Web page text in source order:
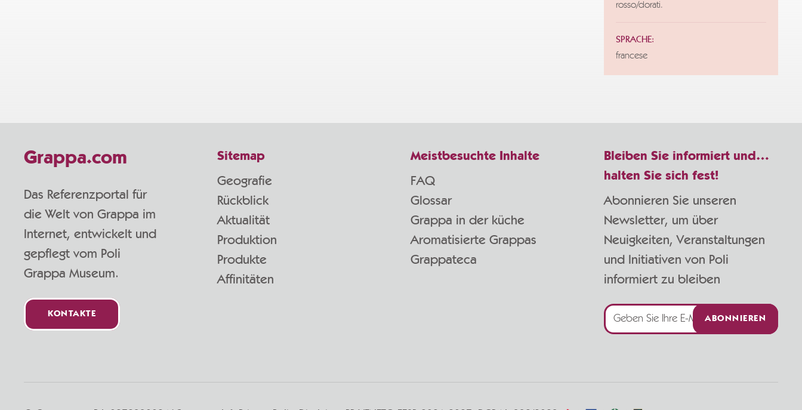
rosso/dorati.
SPRACHE:
francese
Bleiben Sie informiert und…
halten Sie sich fest!
Abonnieren Sie unseren
Newsletter, um über
Neuigkeiten, Veranstaltungen
und Initiativen von Poli
informiert zu bleiben
ABONNIEREN
Grappa.com
Das Referenzportal für
die Welt von Grappa im
Internet, entwickelt und
gepflegt vom Poli
Grappa Museum.
KONTAKTE
Sitemap
Geografie
Rückblick
Aktualität
Produktion
Produkte
Affinitäten
Meistbesuchte Inhalte
FAQ
Glossar
Grappa in der küche
Aromatisierte Grappas
Grappateca